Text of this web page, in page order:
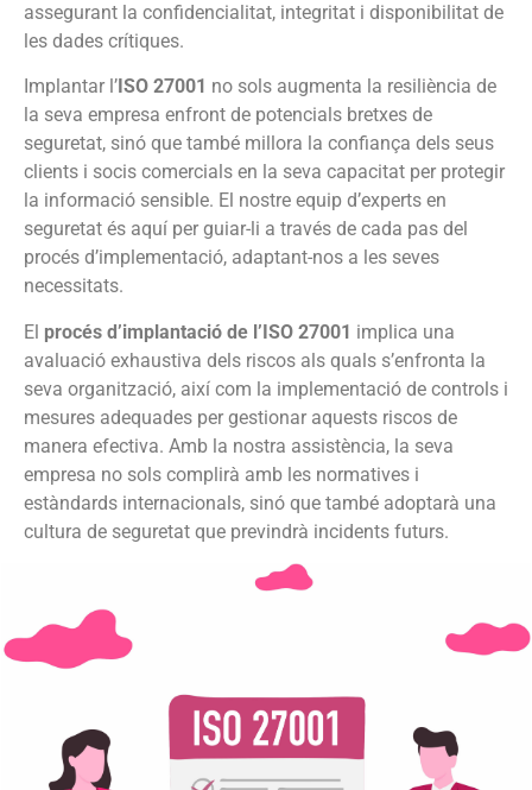
assegurant la confidencialitat, integritat i disponibilitat de
les dades crítiques.
Implantar l’ ISO 27001 no sols augmenta la resiliència de
la seva empresa enfront de potencials bretxes de
seguretat, sinó que també millora la confiança dels seus
clients i socis comercials en la seva capacitat per protegir
la informació sensible. El nostre equip d’experts en
seguretat és aquí per guiar-li a través de cada pas del
procés d’implementació, adaptant-nos a les seves
necessitats.
El procés d’implantació de l’ISO 27001 implica una
avaluació exhaustiva dels riscos als quals s’enfronta la
seva organització, així com la implementació de controls i
mesures adequades per gestionar aquests riscos de
manera efectiva. Amb la nostra assistència, la seva
empresa no sols complirà amb les normatives i
estàndards internacionals, sinó que també adoptarà una
cultura de seguretat que previndrà incidents futurs.